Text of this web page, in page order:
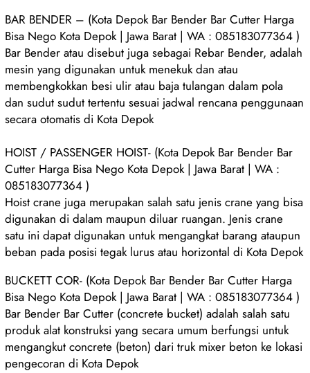
BAR BENDER – (Kota Depok Bar Bender Bar Cutter Harga
Bisa Nego Kota Depok | Jawa Barat | WA : 085183077364 )
Bar Bender atau disebut juga sebagai Rebar Bender, adalah
mesin yang digunakan untuk menekuk dan atau
membengkokkan besi ulir atau baja tulangan dalam pola
dan sudut sudut tertentu sesuai jadwal rencana penggunaan
secara otomatis di Kota Depok
HOIST / PASSENGER HOIST- (Kota Depok Bar Bender Bar
Cutter Harga Bisa Nego Kota Depok | Jawa Barat | WA :
085183077364 )
Hoist crane juga merupakan salah satu jenis crane yang bisa
digunakan di dalam maupun diluar ruangan. Jenis crane
satu ini dapat digunakan untuk mengangkat barang ataupun
beban pada posisi tegak lurus atau horizontal di Kota Depok
BUCKETT COR- (Kota Depok Bar Bender Bar Cutter Harga
Bisa Nego Kota Depok | Jawa Barat | WA : 085183077364 )
Bar Bender Bar Cutter (concrete bucket) adalah salah satu
produk alat konstruksi yang secara umum berfungsi untuk
mengangkut concrete (beton) dari truk mixer beton ke lokasi
pengecoran di Kota Depok